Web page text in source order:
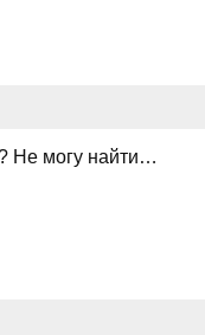
Не могу найти…